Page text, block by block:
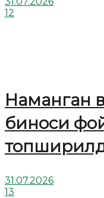
12
Наманган
биноси
31.07.2026
13